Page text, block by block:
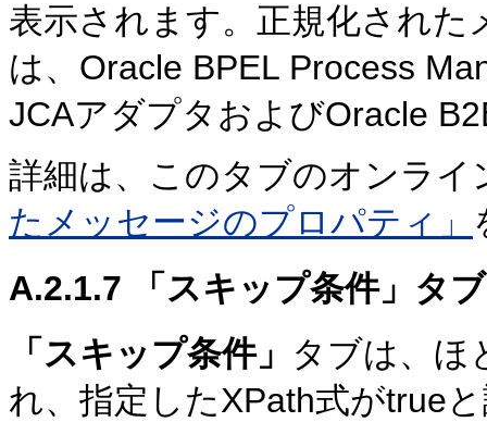
表示されます。正規化され
は、Oracle BPEL Process
JCAアダプタおよびOracle
詳細は、このタブのオンライ
たメッセージのプロパティ」
A.2.1.7 「スキップ条件」タブ
「スキップ条件」 タブは、ほ
れ、指定したXPath式がtrue